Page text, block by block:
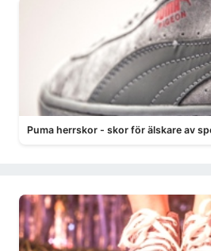
Puma herrskor - skor för älskare av